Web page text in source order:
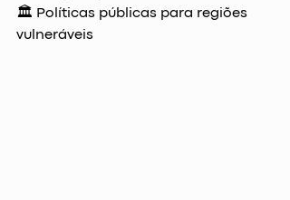
🏛️ Políticas públicas para regiões
vulneráveis